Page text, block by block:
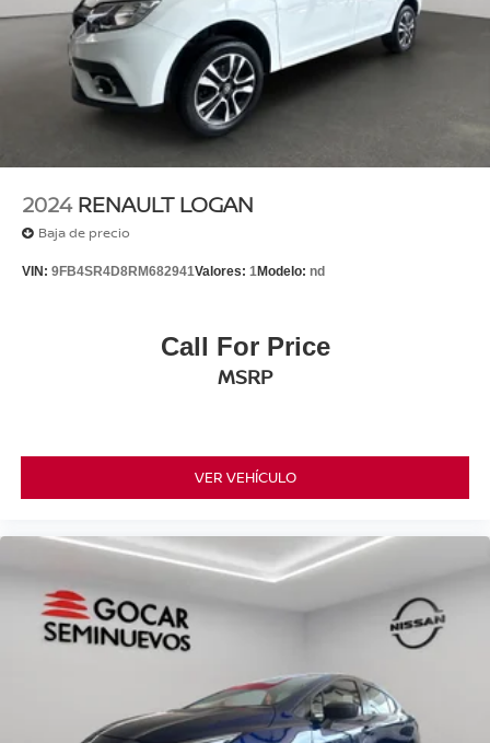
2024 RENAULT LOGAN
Baja de precio
VIN: 9FB4SR4D8RM682941Valores: 1Modelo: nd
Call For Price
MSRP
VER VEHÍCULO